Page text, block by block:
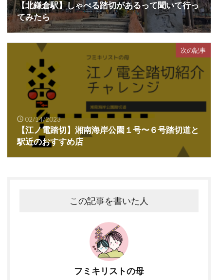
【北鎌倉駅】しゃべる踏切があるって聞いて行っ
てみたら
次の記事
02/14/2023
【江ノ電踏切】湘南海岸公園１号〜６号踏切道と
駅近のおすすめ店
この記事を書いた人
フミキリストの母